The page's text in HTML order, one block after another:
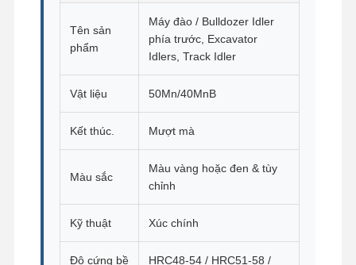
theo dõi điều chỉnh
theo dõi bu lông
Ứng dụng máy đào
Lưỡi cắt của máy ủi
cánh tay máy xúc
Nhấn chân đinh
Tên sản
phẩm
Máy đào / Bulldozer Idler
phía trước, Excavator
Idlers, Track Idler
Vật liệu 50Mn/40MnB
Kết thúc. Mượt mà
Màu sắc
Màu vàng hoặc đen & tùy
chỉnh
Kỹ thuật Xúc chính
Độ cứng bề HRC48-54 / HRC51-58 /